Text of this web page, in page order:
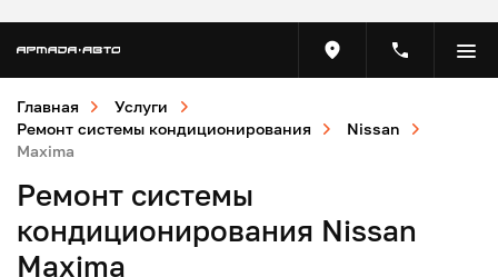
Главная
Услуги
Ремонт системы кондиционирования
Nissan
Maxima
Ремонт системы
кондиционирования Nissan
Maxima